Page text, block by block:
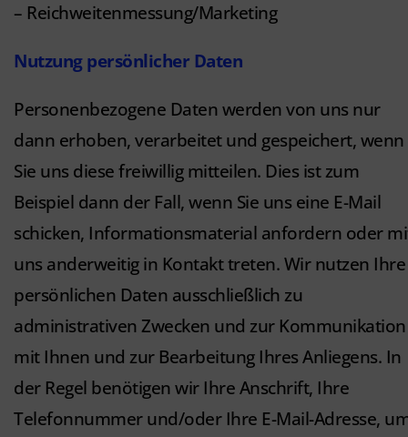
– Reichweitenmessung/Marketing
Nutzung persönlicher Daten
Personenbezogene Daten werden von uns nur
dann erhoben, verarbeitet und gespeichert, wenn
Sie uns diese freiwillig mitteilen. Dies ist zum
Beispiel dann der Fall, wenn Sie uns eine E-Mail
schicken, Informationsmaterial anfordern oder
uns anderweitig in Kontakt treten. Wir nutzen Ihre
persönlichen Daten ausschließlich zu
administrativen Zwecken und zur Kommunikation
mit Ihnen und zur Bearbeitung Ihres Anliegens. In
der Regel benötigen wir Ihre Anschrift, Ihre
Telefonnummer und/oder Ihre E-Mail-Adresse,